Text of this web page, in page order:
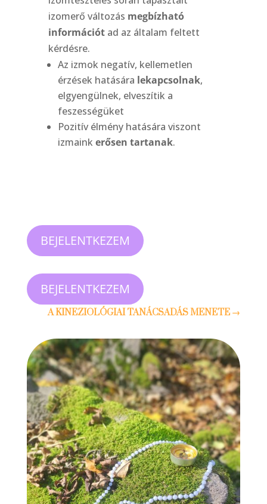
izomerő változás megbízható
információtad az általam feltett
kérdésre.
Az izmok negatív, kellemetlen
érzések hatására lekapcsolnak,
elgyengülnek, elveszítik a
feszességüket
Pozitív élmény hatására viszont
izmaink erősen tartanak.
BEJELENTKEZEM
BEJELENTKEZEM
A KINEZIOLÓGIAI TANÁCSADÁS MENETE →